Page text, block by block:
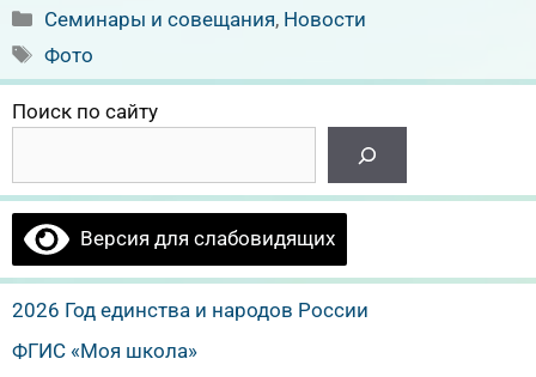
Рубрики
Семинары и совещания, Новости
Метки
Фото
Поиск по сайту
Версия для слабовидящих
2026 Год единства и народов России
ФГИС «Моя школа»